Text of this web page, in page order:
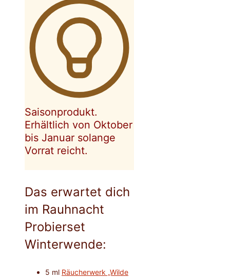
Saisonprodukt.
Erhältlich von Oktober
bis Januar solange
Vorrat reicht.
Das erwartet dich
im Rauhnacht
Probierset
Winterwende:
5 ml Räucherwerk „Wilde